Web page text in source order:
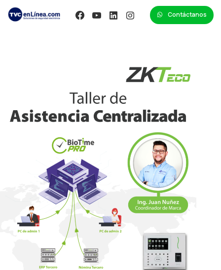
Contáctanos